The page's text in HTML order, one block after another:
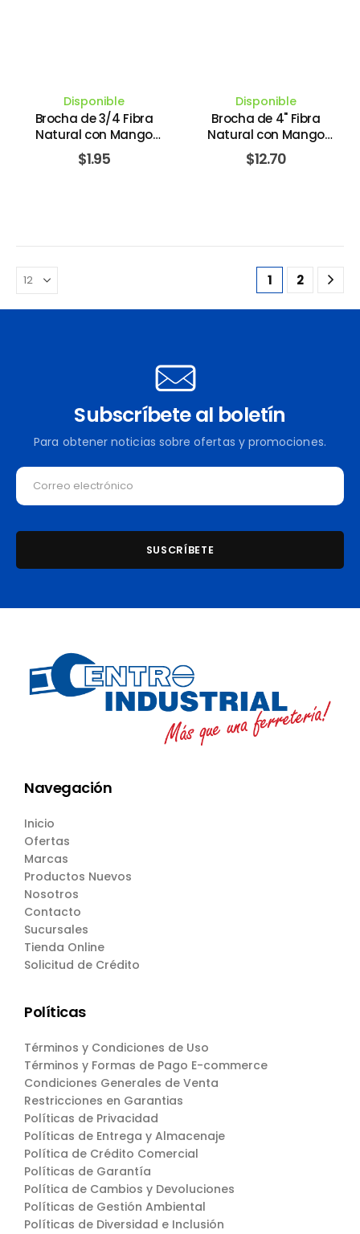
Disponible
Brocha de 3/4 Fibra
Natural con Mango
Plástico Color Naranja
20MM. UNIVERSAL -
$1.95
Disponible
Brocha de 4" Fibra
Natural con Mango
Plástico Color Marrón
100MM. UNIVERSAL -
$12.70
1 2
Subscríbete al boletín
Para obtener noticias sobre ofertas y promociones.
Navegación
Inicio
Ofertas
Marcas
Productos Nuevos
Nosotros
Contacto
Sucursales
Tienda Online
Solicitud de Crédito
Políticas
Términos y Condiciones de Uso
Términos y Formas de Pago E-commerce
Condiciones Generales de Venta
Restricciones en Garantias
Políticas de Privacidad
Políticas de Entrega y Almacenaje
Política de Crédito Comercial
Políticas de Garantía
Política de Cambios y Devoluciones
Políticas de Gestión Ambiental
Políticas de Diversidad e Inclusión